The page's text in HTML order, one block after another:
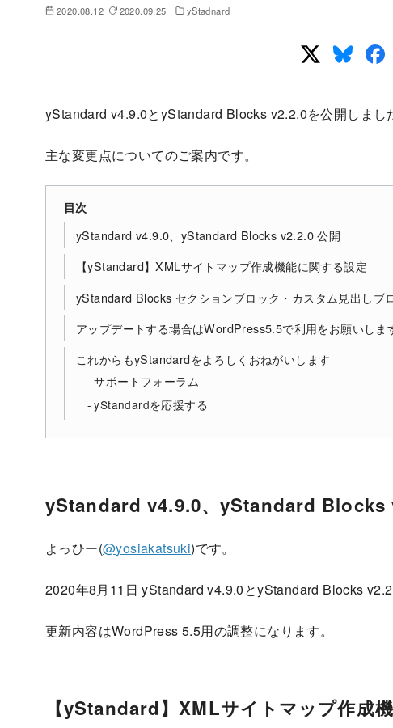
2020.08.12 2020.09.25 yStadnard
yStandard v4.9.0とyStandard Blocks v2.2.0を公開しまし
主な変更点についてのご案内です。
目次
yStandard v4.9.0、yStandard Blocks v2.2.0 公開
【yStandard】XMLサイトマップ作成機能に関する設定
yStandard Blocks セクションブロック・カスタム見出しブ
アップデートする場合はWordPress5.5で利用をお願いしま
これからもyStandardをよろしくおねがいします
サポートフォーラム
yStandardを応援する
yStandard v4.9.0、yStandard Blocks
よっひー(@yosiakatsuki)です。
2020年8月11日 yStandard v4.9.0とyStandard Blocks
更新内容はWordPress 5.5用の調整になります。
【yStandard】XMLサイトマップ作成